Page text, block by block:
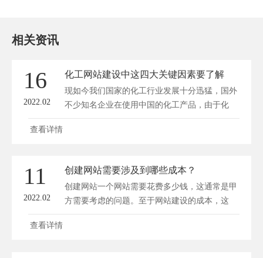
相关资讯
16
2022.02
化工网站建设中这四大关键因素要了解
现如今我们国家的化工行业发展十分迅猛，国外
不少知名企业在使用中国的化工产品，由于化
工...
查看详情
11
2022.02
创建网站需要涉及到哪些成本？
创建网站一个网站需要花费多少钱，这通常是甲
方需要考虑的问题。至于网站建设的成本，这
部...
查看详情